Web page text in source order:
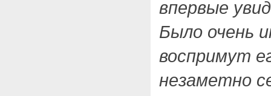
впервые
Было очень
воспримут
незаметно